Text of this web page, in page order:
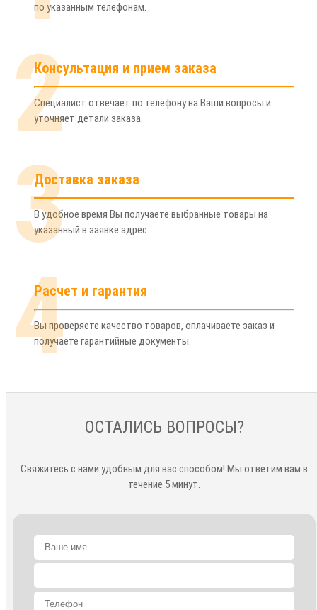
по указанным телефонам.
2
Консультация и прием заказа
Специалист отвечает по телефону на Ваши вопросы и
уточняет детали заказа.
3
Доставка заказа
В удобное время Вы получаете выбранные товары на
указанный в заявке адрес.
4
Расчет и гарантия
Вы проверяете качество товаров, оплачиваете заказ и
получаете гарантийные документы.
ОСТАЛИСЬ ВОПРОСЫ?
Свяжитесь с нами удобным для вас способом! Мы ответим вам в
течение 5 минут.